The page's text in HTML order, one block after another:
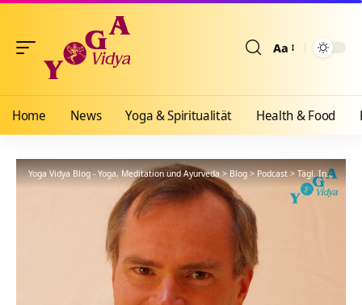
Aa
Home News Yoga & Spiritualität Health & Food
Yoga Vidya Blog - Yoga, Meditation und Ayurveda>Blog>Podcast>Tägl. Inspiration